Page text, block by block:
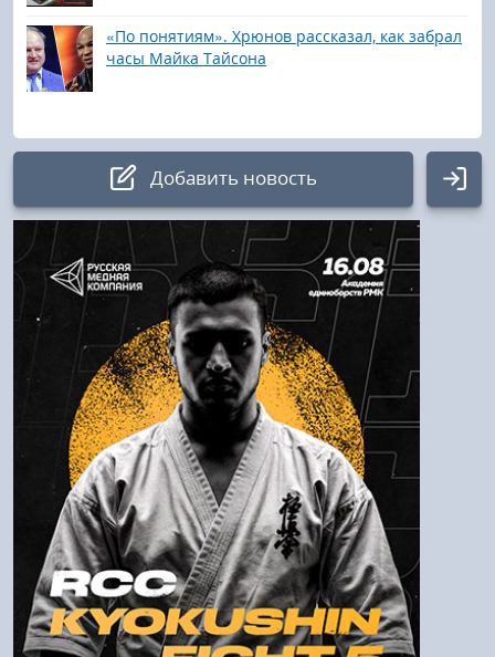
«По понятиям». Хрюнов рассказал, как забрал
часы Майка Тайсона
Добавить новость
Авторизация
Логин:
Пароль
Войти
Напомнить пароль
Регистрация